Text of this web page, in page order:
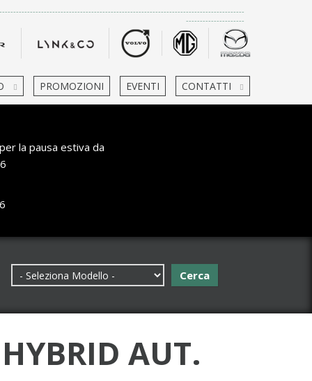
---------------------
PROMOZIONI EVENTI CONTATTI
la pausa estiva da
Cerca
AUT.